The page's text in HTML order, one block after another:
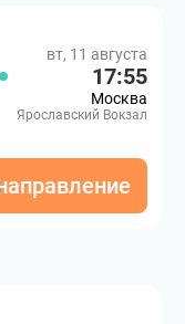
вт, 11 августа
17:55
Москва
Ярославский Вокзал